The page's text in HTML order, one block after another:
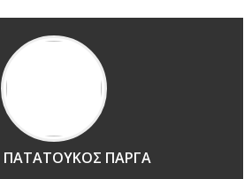
ΠΑΤΑΤΟΥΚΟΣ ΠΑΡΓΑ